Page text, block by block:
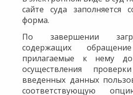
сайте суда заполняется
форма.
По завершении
содержащих
прилагаемые к нему
осуществления
введенных данных
соответствующую